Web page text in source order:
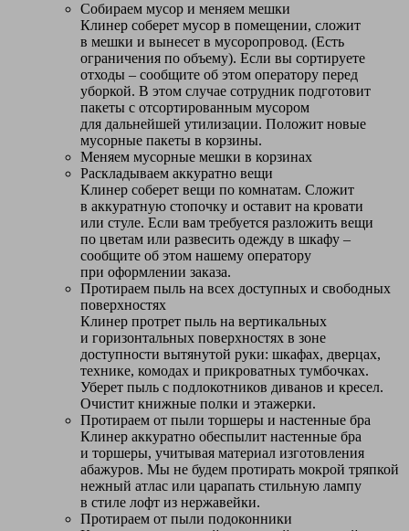
Собираем мусор и меняем мешки
Клинер соберет мусор в помещении, сложит
в мешки и вынесет в мусоропровод. (Есть
ограничения по объему). Если вы сортируете
отходы – сообщите об этом оператору перед
уборкой. В этом случае сотрудник подготовит
пакеты с отсортированным мусором
для дальнейшей утилизации. Положит новые
мусорные пакеты в корзины.
Меняем мусорные мешки в корзинах
Раскладываем аккуратно вещи
Клинер соберет вещи по комнатам. Сложит
в аккуратную стопочку и оставит на кровати
или стуле. Если вам требуется разложить вещи
по цветам или развесить одежду в шкафу –
сообщите об этом нашему оператору
при оформлении заказа.
Протираем пыль на всех доступных и свободных
поверхностях
Клинер протрет пыль на вертикальных
и горизонтальных поверхностях в зоне
доступности вытянутой руки: шкафах, дверцах,
технике, комодах и прикроватных тумбочках.
Уберет пыль с подлокотников диванов и кресел.
Очистит книжные полки и этажерки.
Протираем от пыли торшеры и настенные бра
Клинер аккуратно обеспылит настенные бра
и торшеры, учитывая материал изготовления
абажуров. Мы не будем протирать мокрой тряпкой
нежный атлас или царапать стильную лампу
в стиле лофт из нержавейки.
Протираем от пыли подоконники